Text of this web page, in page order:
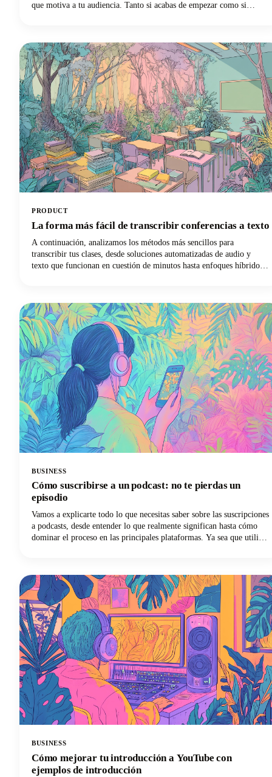
que motiva a tu audiencia. Tanto si acabas de empezar como si
PRODUCT
La forma más fácil de transcribir conferencias a texto
A continuación, analizamos los métodos más sencillos para
transcribir tus clases, desde soluciones automatizadas de audio y
texto que funcionan en cuestión de minutos hasta enfoques híbridos
BUSINESS
Cómo suscribirse a un podcast: no te pierdas un
episodio
Vamos a explicarte todo lo que necesitas saber sobre las suscripciones
a podcasts, desde entender lo que realmente significan hasta cómo
dominar el proceso en las principales plataformas. Ya sea que utilices
BUSINESS
Cómo mejorar tu introducción a YouTube con
ejemplos de introducción